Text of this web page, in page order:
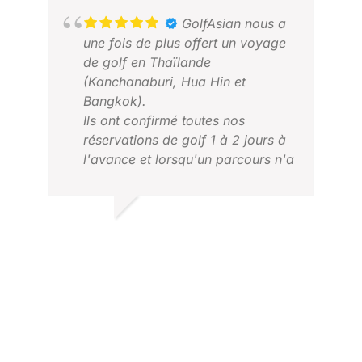
GolfAsian nous a
une fois de plus offert un voyage
de golf en Thaïlande
(Kanchanaburi, Hua Hin et
Bangkok).
Ils ont confirmé toutes nos
réservations de golf 1 à 2 jours à
l'avance et lorsqu'un parcours n'a
tournoi alors que nous avions une